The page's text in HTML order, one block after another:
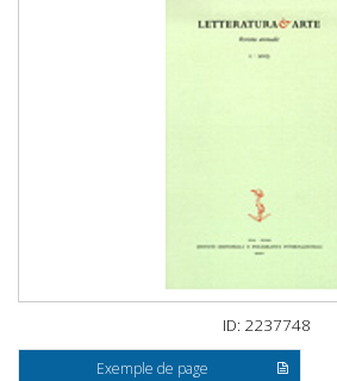
ID: 2237748
Exemple de page